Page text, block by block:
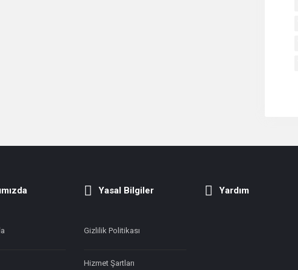
Yasal Bilgiler
Gizlilik Politikası
Hizmet Şartları
Yardım